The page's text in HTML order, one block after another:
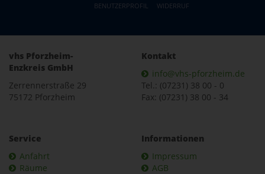
BENUTZERPROFIL
WIDERRUF
vhs Pforzheim-
Enzkreis GmbH
Zerrennerstraße 29
75172 Pforzheim
Kontakt
info@vhs-pforzheim.de
Tel.: (07231) 38 00 - 0
Fax: (07231) 38 00 - 34
Service
Anfahrt
Räume
Informationen
Impressum
AGB